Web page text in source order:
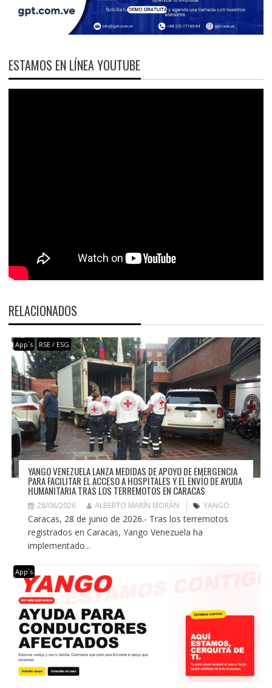
ESTAMOS EN LÍNEA YOUTUBE
RELACIONADOS
App´s RSE / ESG
YANGO VENEZUELA LANZA MEDIDAS DE APOYO DE EMERGENCIA
PARA FACILITAR EL ACCESO A HOSPITALES Y EL ENVÍO DE AYUDA
HUMANITARIA TRAS LOS TERREMOTOS EN CARACAS
28/06/2026 ALBERTO MARÍN MORÁN YANGO
Caracas, 28 de junio de 2026.- Tras los terremotos
registrados en Caracas, Yango Venezuela ha
implementado...
App´s